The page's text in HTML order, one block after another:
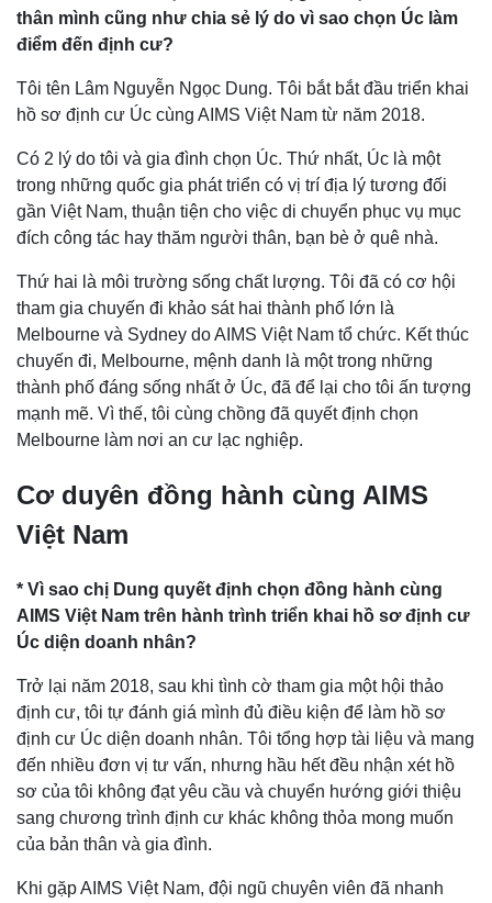
thân mình cũng như chia sẻ lý do vì sao chọn Úc làm
điểm đến định cư?
Tôi tên Lâm Nguyễn Ngọc Dung. Tôi bắt bắt đầu triển khai
hồ sơ định cư Úc cùng AIMS Việt Nam từ năm 2018.
Có 2 lý do tôi và gia đình chọn Úc. Thứ nhất, Úc là một
trong những quốc gia phát triển có vị trí địa lý tương đối
gần Việt Nam, thuận tiện cho việc di chuyển phục vụ mục
đích công tác hay thăm người thân, bạn bè ở quê nhà.
Thứ hai là môi trường sống chất lượng. Tôi đã có cơ hội
tham gia chuyến đi khảo sát hai thành phố lớn là
Melbourne và Sydney do AIMS Việt Nam tổ chức. Kết thúc
chuyến đi, Melbourne, mệnh danh là một trong những
thành phố đáng sống nhất ở Úc, đã để lại cho tôi ấn tượng
mạnh mẽ. Vì thế, tôi cùng chồng đã quyết định chọn
Melbourne làm nơi an cư lạc nghiệp.
Cơ duyên đồng hành cùng AIMS
Việt Nam
* Vì sao chị Dung quyết định chọn đồng hành cùng
AIMS Việt Nam trên hành trình triển khai hồ sơ định cư
Úc diện doanh nhân?
Trở lại năm 2018, sau khi tình cờ tham gia một hội thảo
định cư, tôi tự đánh giá mình đủ điều kiện để làm hồ sơ
định cư Úc diện doanh nhân. Tôi tổng hợp tài liệu và mang
đến nhiều đơn vị tư vấn, nhưng hầu hết đều nhận xét hồ
sơ của tôi không đạt yêu cầu và chuyển hướng giới thiệu
sang chương trình định cư khác không thỏa mong muốn
của bản thân và gia đình.
Khi gặp AIMS Việt Nam, đội ngũ chuyên viên đã nhanh